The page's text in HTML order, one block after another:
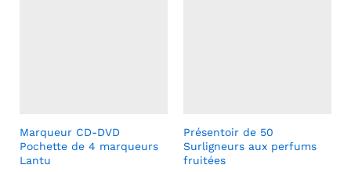
Marqueur CD-DVD
Pochette de 4 marqueurs
Lantu
Présentoir de 50
Surligneurs aux perfums
fruitées